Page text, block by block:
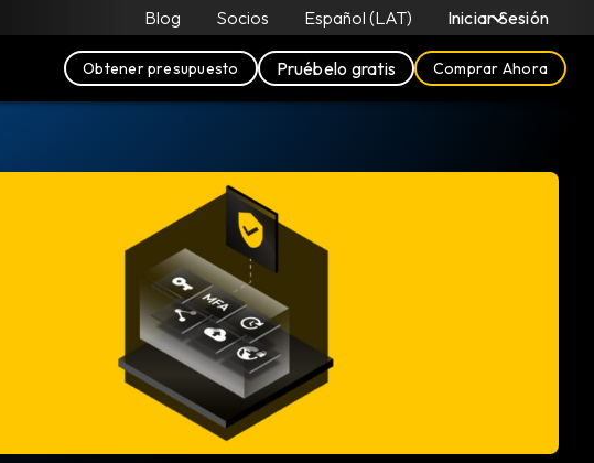
Blog Socios Español (LAT) Iniciar Sesión
Obtener presupuesto Pruébelo gratis Comprar Ahora